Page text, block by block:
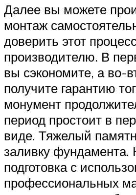
Далее вы можете
монтаж
доверить этот
производителю. В
вы сэкономите, а во-
получите гарантию
монумент
период простоит в
виде. Тяжелый
заливку фундамента.
подготовка с
профессиональных